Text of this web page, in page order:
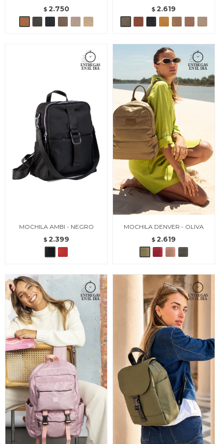
$ 2.750 $ 2.619
MOCHILA AMBI - NEGRO
$ 2.399
MOCHILA DENVER - OLIVA
$ 2.619